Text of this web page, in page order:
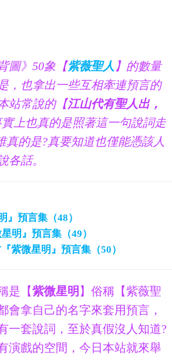
圖》50象【紫薇聖人 】的數量
，也拿出一些互相牽連預言的
站常說的【江山代有聖人出，
實上也真的是照著這一句說詞走
的是?真要知道也僅能憑該人
各話。
預言集（48）
明』預言集（49）
紫微星明』預言集（50）
是【紫微星明 】俗稱【紫薇聖
會拿自己的名字來套用預言，
一套說詞，至於真假沒人知道?
演戲的空間，今日本站就來舉